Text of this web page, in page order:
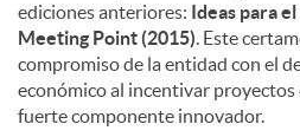
ediciones anteriores: Ideas para
Meeting Point (2015). Este
compromiso de la entidad con el
económico al incentivar
fuerte componente innovador.